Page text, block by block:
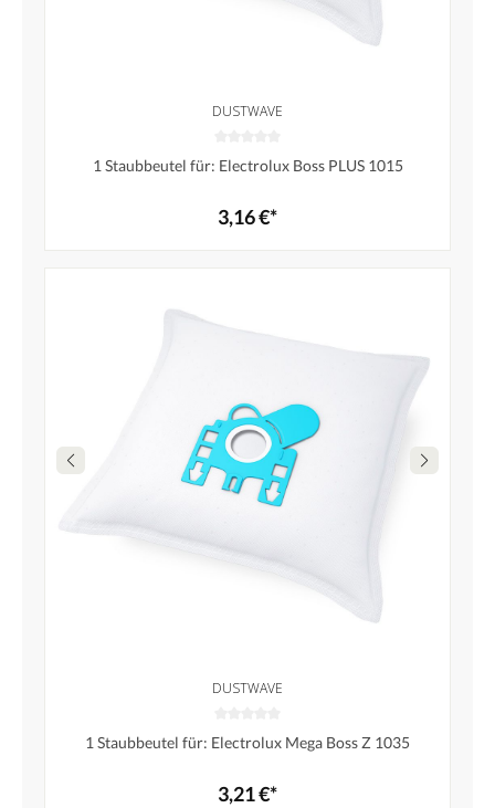
DUSTWAVE
1 Staubbeutel für: Electrolux Boss PLUS 1015
3,16 €*
DUSTWAVE
1 Staubbeutel für: Electrolux Mega Boss Z 1035
3,21 €*